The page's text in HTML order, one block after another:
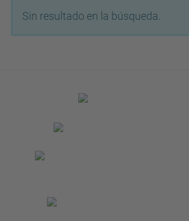
Sin resultado en la búsqueda.